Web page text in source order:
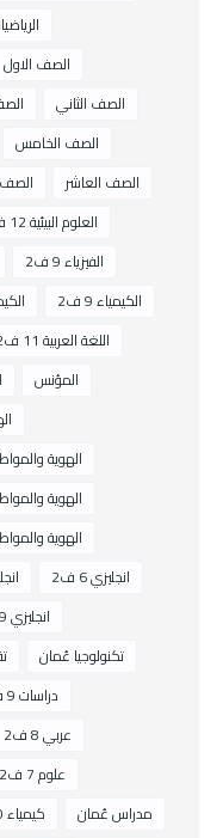
الصف الاول
الصف الثاني
الصف الخامس
الصف العاشر
العلوم البيئية 12 ف2
الفيزياء 9 ف2
الكيمياء 9 ف2
اللغة العربية 11 ف2
المؤنس
الهوية
الهوية
الهوية
انجليزي 6 ف2
انجليزي 9 ف2
تكنولوجيا عُمان
دراسات 9 ف2
عربي 8 ف2
علوم 7 ف2
كيمياء 10 ف2
مدراس عُمان